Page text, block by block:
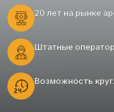
20 лет на рынке
Штатные
Возможность